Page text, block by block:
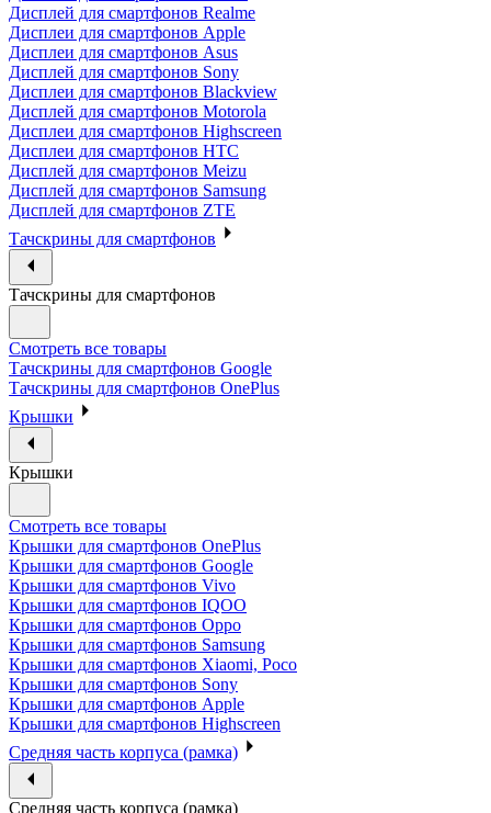
Дисплей для смартфонов Realme
Дисплеи для смартфонов Apple
Дисплеи для смартфонов Asus
Дисплей для смартфонов Sony
Дисплеи для смартфонов Blackview
Дисплей для смартфонов Motorola
Дисплеи для смартфонов Highscreen
Дисплеи для смартфонов HTC
Дисплей для смартфонов Meizu
Дисплей для смартфонов Samsung
Дисплей для смартфонов ZTE
Тачскрины для смартфонов
Тачскрины для смартфонов
Смотреть все товары
Тачскрины для смартфонов Google
Тачскрины для смартфонов OnePlus
Крышки
Крышки
Смотреть все товары
Крышки для смартфонов OnePlus
Крышки для смартфонов Google
Крышки для смартфонов Vivo
Крышки для смартфонов IQOO
Крышки для смартфонов Oppo
Крышки для смартфонов Samsung
Крышки для смартфонов Xiaomi, Poco
Крышки для смартфонов Sony
Крышки для смартфонов Apple
Крышки для смартфонов Highscreen
Средняя часть корпуса (рамка)
Средняя часть корпуса (рамка)